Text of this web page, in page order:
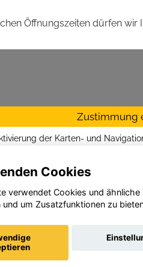
Öffnungszeiten dürfen wir
Zustimmung
der Karten- und
Zustimmen
Cookies
verwendet Cookies und
um Zusatzfunktionen zu